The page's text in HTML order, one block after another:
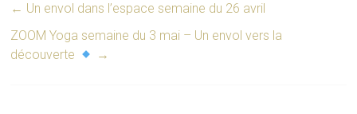
← Un envol dans l’espace semaine du 26 avril
ZOOM Yoga semaine du 3 mai – Un envol vers la
découverte
→